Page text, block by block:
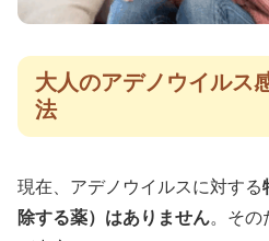
大人のアデノウイルス
法
現在、アデノウイルスに対する
除する薬）はありません。その